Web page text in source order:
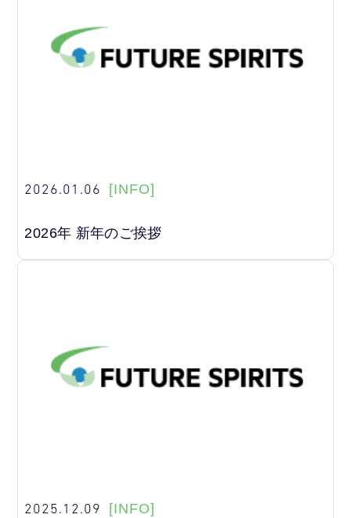
2026.01.06 [INFO]
2026年 新年のご挨拶
2025.12.09 [INFO]